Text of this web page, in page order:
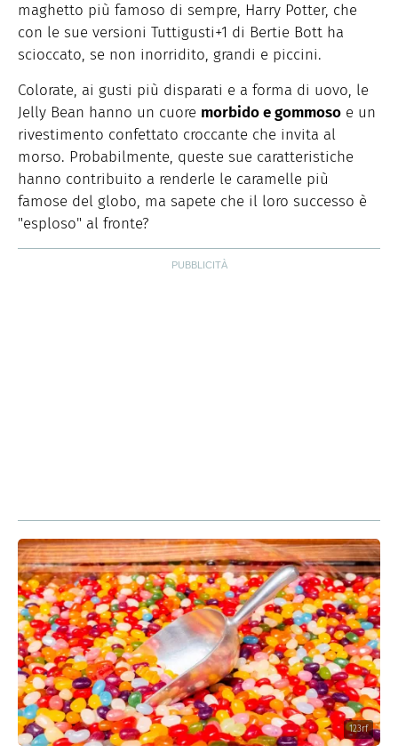
maghetto più famoso di sempre, Harry Potter, che
con le sue versioni Tuttigusti+1 di Bertie Bott ha
scioccato, se non inorridito, grandi e piccini.
Colorate, ai gusti più disparati e a forma di uovo, le
Jelly Bean hanno un cuore morbido e gommoso e un
rivestimento confettato croccante che invita al
morso. Probabilmente, queste sue caratteristiche
hanno contribuito a renderle le caramelle più
famose del globo, ma sapete che il loro successo è
"esploso" al fronte?
123rf